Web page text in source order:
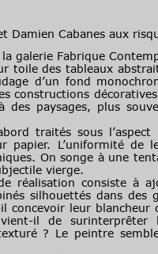
Damien Cabanes aux
la galerie Fabrique
des tableaux
d’un fond
constructions
des paysages, plus
sous l’aspect
papier. L’uniformité de
On songe à une
vierge.
consiste à
silhouettés dans
concevoir leur
il de
? Le peintre